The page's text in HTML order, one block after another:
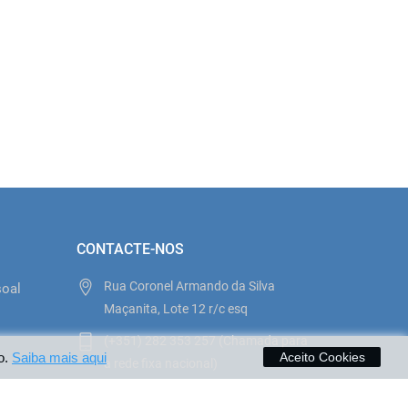
Saiba mais aqui Aceito Cookies
CONTACTE-NOS
Rua Coronel Armando da Silva
Maçanita, Lote 12 r/c esq
(+351) 282 353 257 (Chamada para
a rede fixa nacional)